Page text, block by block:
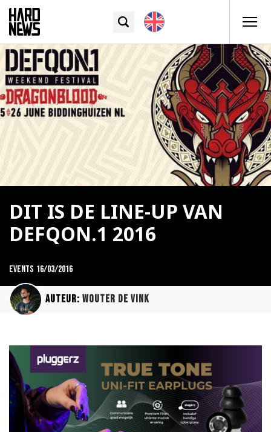
DIT IS DE LINE-UP VAN
DEFQON.1 2016
Events 16/03/2016
Auteur: Wouter de Vink